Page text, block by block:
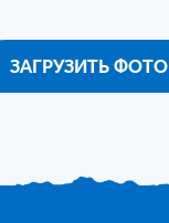
ЗАГРУЗИТЬ ФОТО